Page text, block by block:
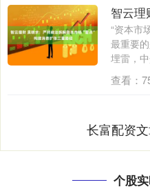
“资本市
最重要
埋雷，
怕....
查看：
长富配资
个股